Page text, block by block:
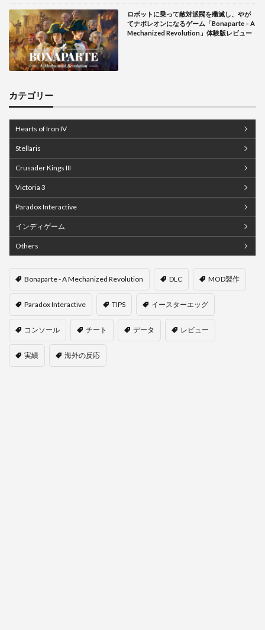
ロボットに乗って敵対派閥を殲滅し、やが
てナポレオンになるゲーム「Bonaparte – A
Mechanized Revolution」体験版レビュー
カテゴリー
Hearts of Iron IV
Stellaris
Crusader Kings III
Victoria 3
Paradox Interactive
インディゲーム
Others
Bonaparte - A Mechanized Revolution DLC MOD製作
Paradox Interactive TIPS イースターエッグ
コンソール チート データ レビュー
実績 海外の反応